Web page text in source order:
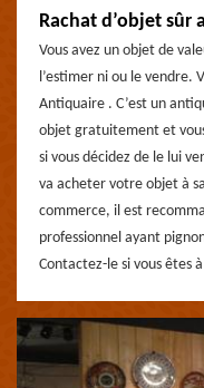
Rachat d’objet sûr
Vous avez un objet de
l’estimer ni ou le vendre.
Antiquaire . C’est un
objet gratuitement et
si vous décidez de le lui
va acheter votre objet à
commerce, il est
professionnel ayant
Contactez-le si vous êtes